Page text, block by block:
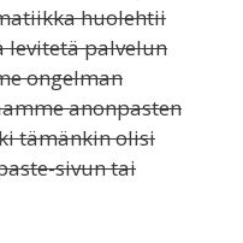
huolehtii
levitetä palvelun
ongelman
anonpasten
tämänkin olisi
sivun tai